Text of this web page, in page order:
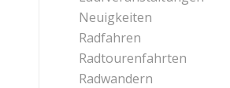
Neuigkeiten
Radfahren
Radtourenfahrten
Radwandern